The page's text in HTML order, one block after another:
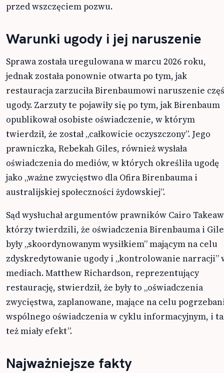
przed wszczęciem pozwu.
Warunki ugody i jej naruszenie
Sprawa została uregulowana w marcu 2026 roku,
jednak została ponownie otwarta po tym, jak
restauracja zarzuciła Birenbaumowi naruszenie
ugody. Zarzuty te pojawiły się po tym, jak Birenbaum
opublikował osobiste oświadczenie, w którym
twierdził, że został „całkowicie oczyszczony”. Jego
prawniczka, Rebekah Giles, również wysłała
oświadczenia do mediów, w których określiła ugodę
jako „ważne zwycięstwo dla Ofira Birenbauma i
australijskiej społeczności żydowskiej”.
Sąd wysłuchał argumentów prawników Cairo
którzy twierdzili, że oświadczenia Birenbauma i
były „skoordynowanym wysiłkiem” mającym na celu
zdyskredytowanie ugody i „kontrolowanie narracji”
mediach. Matthew Richardson, reprezentujący
restaurację, stwierdził, że były to „oświadczenia
zwycięstwa, zaplanowane, mające na celu
wspólnego oświadczenia w cyklu informacyjnym, i
też miały efekt”.
Najważniejsze fakty